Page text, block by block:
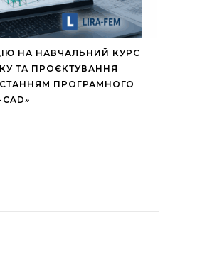
НА НАВЧАЛЬНИЙ КУРС
ТА ПРОЄКТУВАННЯ
ПРОГРАМНОГО